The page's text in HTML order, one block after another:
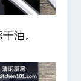
油。